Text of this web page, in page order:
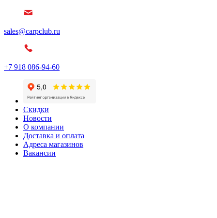
sales@carpclub.ru
+7 918 086-94-60
Скидки
Новости
О компании
Доставка и оплата
Адреса магазинов
Вакансии